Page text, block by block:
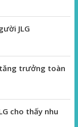
JLG
trưởng toàn
cho thấy nhu